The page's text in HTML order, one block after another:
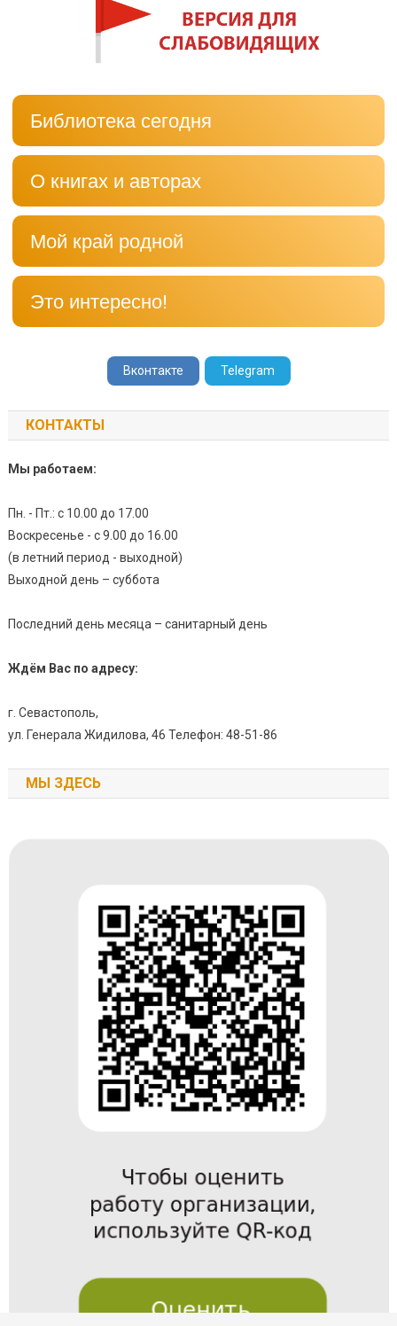
Библиотека сегодня
О книгах и авторах
Мой край родной
Это интересно!
Вконтакте Telegram
КОНТАКТЫ
Мы работаем:
Пн. - Пт.: с 10.00 до 17.00
Воскресенье - с 9.00 до 16.00
(в летний период - выходной)
Выходной день – суббота
Последний день месяца – санитарный день
Ждём Вас по адресу:
г. Севастополь,
ул. Генерала Жидилова, 46 Телефон: 48-51-86
МЫ ЗДЕСЬ